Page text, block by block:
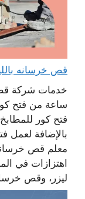
قص خرسانه بالليزر الكويت
ساعة من فتح
فتح كور
بالإضافة لعمل
معلم قص
اهتزازات في
ليزر، وقص